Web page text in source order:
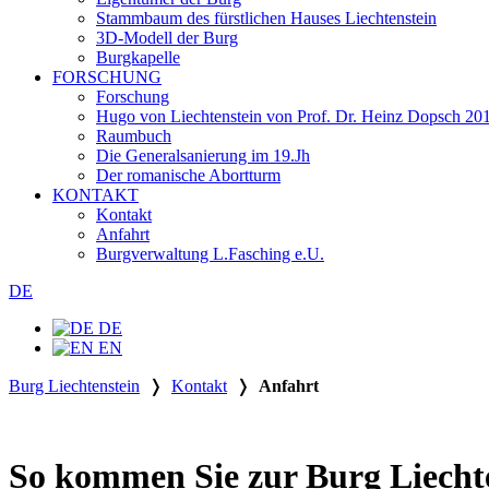
Stammbaum des fürstlichen Hauses Liechtenstein
3D-Modell der Burg
Burgkapelle
FORSCHUNG
Forschung
Hugo von Liechtenstein von Prof. Dr. Heinz Dopsch
Raumbuch
Die Generalsanierung im 19.Jh
Der romanische Abortturm
KONTAKT
Kontakt
Anfahrt
Burgverwaltung L.Fasching e.U.
DE
DE
EN
Burg Liechtenstein ❭ Kontakt ❭ Anfahrt
So kommen Sie zur Burg